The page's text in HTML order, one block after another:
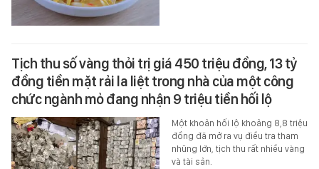
Tịch thu số vàng thỏi trị giá 450 triệu đồng, 13 tỷ
đồng tiền mặt rải la liệt trong nhà của một công
chức ngành mỏ đang nhận 9 triệu tiền hối lộ
Một khoản hối lộ khoảng 8,8 triệu
đồng đã mở ra vụ điều tra tham
nhũng lớn, tịch thu rất nhiều vàng
và tài sản.